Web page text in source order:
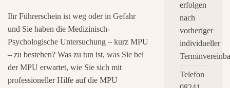
Ihr Führerschein ist weg oder in Gefahr
und Sie haben die Medizinisch-
Psychologische Untersuchung – kurz MPU
– zu bestehen? Was zu tun ist, was Sie bei
der MPU erwartet, wie Sie sich mit
professioneller Hilfe auf die MPU
erfolgen
nach
vorheriger
individueller
Telefon